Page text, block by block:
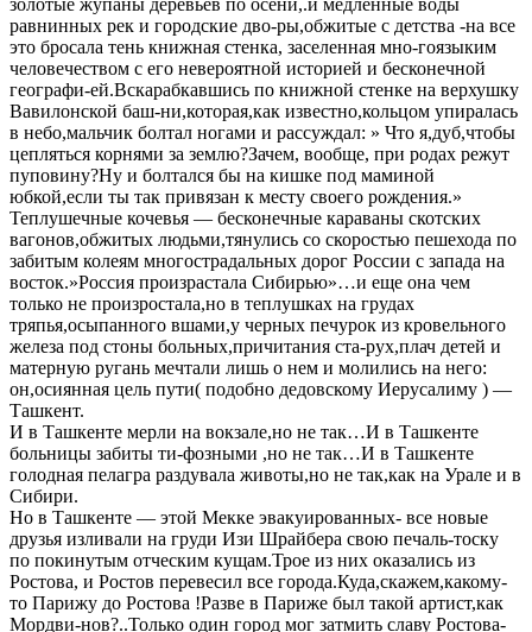
равнинных рек и городские дво-ры,обжитые с детства -на все
это бросала тень книжная стенка, заселенная мно-гоязыким
человечеством с его невероятной историей и бесконечной
географи-ей.Вскарабкавшись по книжной стенке на верхушку
Вавилонской баш-ни,которая,как известно,кольцом упиралась
в небо,мальчик болтал ногами и рассуждал: » Что я,дуб,чтобы
цепляться корнями за землю?Зачем, вообще, при родах режут
пуповину?Ну и болтался бы на кишке под маминой
юбкой,если ты так привязан к месту своего рождения.»
Теплушечные кочевья — бесконечные караваны скотских
вагонов,обжитых людьми,тянулись со скоростью пешехода по
забитым колеям многострадальных дорог России с запада на
восток.»Россия произрастала Сибирью»…и еще она чем
только не произростала,но в теплушках на грудах
тряпья,осыпанного вшами,у черных печурок из кровельного
железа под стоны больных,причитания ста-рух,плач детей и
матерную ругань мечтали лишь о нем и молились на него:
он,осиянная цель пути( подобно дедовскому Иерусалиму ) —
Ташкент.
И в Ташкенте мерли на вокзале,но не так…И в Ташкенте
больницы забиты ти-фозными ,но не так…И в Ташкенте
голодная пелагра раздувала животы,но не так,как на Урале и в
Сибири.
Но в Ташкенте — этой Мекке эвакуированных- все новые
друзья изливали на груди Изи Шрайбера свою печаль-тоску
по покинутым отческим кущам.Трое из них оказались из
Ростова, и Ростов перевесил все города.Куда,скажем,какому-
то Парижу до Ростова !Разве в Париже был такой артист,как
Мордви-нов?..Только один город мог затмить славу Ростова-